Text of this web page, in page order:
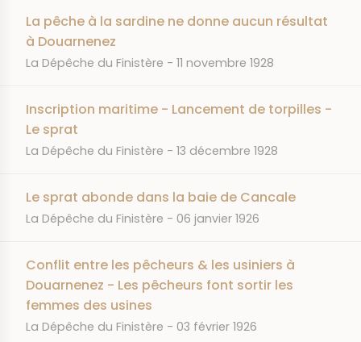
La pêche à la sardine ne donne aucun résultat
à Douarnenez
JOURNAL
La Dépêche du Finistère DATE
11 novembre 1928
Inscription maritime - Lancement de torpilles -
Le sprat
JOURNAL
La Dépêche du Finistère DATE
13 décembre 1928
Le sprat abonde dans la baie de Cancale
JOURNAL
La Dépêche du Finistère DATE
06 janvier 1926
Conflit entre les pêcheurs & les usiniers à
Douarnenez - Les pêcheurs font sortir les
femmes des usines
JOURNAL
La Dépêche du Finistère DATE
03 février 1926